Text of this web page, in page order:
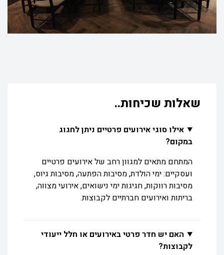
שאלות שכיחות..
אילו סוגי אירועים פרטיים ניתן לחגוג
במקום?
המתחם מתאים למגוון רחב של אירועים פרטיים
ועסקיים: ימי הולדת, מסיבות הפתעה, מסיבות גיוס,
מסיבות רווקות, חגיגות ימי נישואים, אירועי מצווה,
בריתות ואירועים חברתיים לקבוצות.
האם יש חדר פרטי באירועים או חלל ייעודי
לקבוצות?